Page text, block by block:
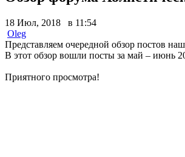
18 Июл, 2018 в 11:54
Oleg
Представляем очередной обзор постов
В этот обзор вошли посты за май – июнь
Приятного просмотра!